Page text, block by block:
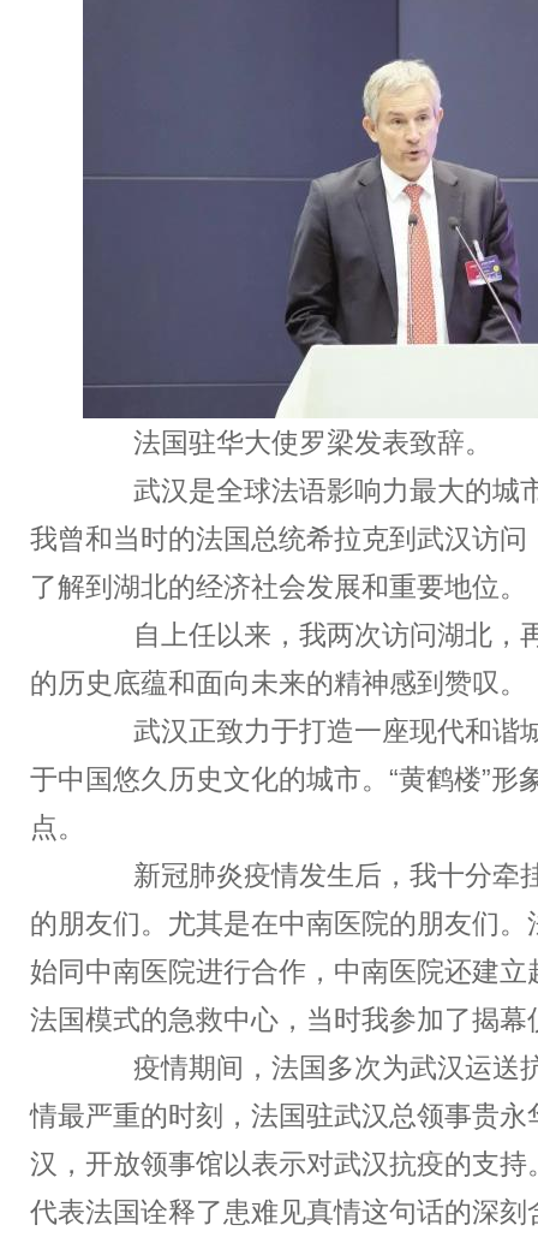
法国驻华大使罗梁发表致辞。
武汉是全球法语影响力最大的城
我曾和当时的法国总统希拉克到武汉访问
了解到湖北的经济社会发展和重要地位。
自上任以来，我两次访问湖北，
的历史底蕴和面向未来的精神感到赞叹。
武汉正致力于打造一座现代和谐
于中国悠久历史文化的城市。“黄鹤楼”形
点。
新冠肺炎疫情发生后，我十分牵
的朋友们。尤其是在中南医院的朋友们
始同中南医院进行合作，中南医院还建立
法国模式的急救中心，当时我参加了揭幕
疫情期间，法国多次为武汉运送
情最严重的时刻，法国驻武汉总领事贵永
汉，开放领事馆以表示对武汉抗疫的支持
代表法国诠释了患难见真情这句话的深刻